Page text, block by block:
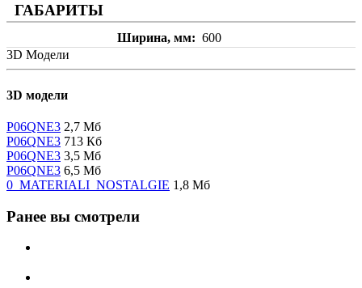
ГАБАРИТЫ
Ширина, мм
600
3D Модели
3D модели
P06QNE3 2,7 Мб
P06QNE3 713 Кб
P06QNE3 3,5 Мб
P06QNE3 6,5 Мб
0_MATERIALI_NOSTALGIE 1,8 Мб
Ранее вы смотрели